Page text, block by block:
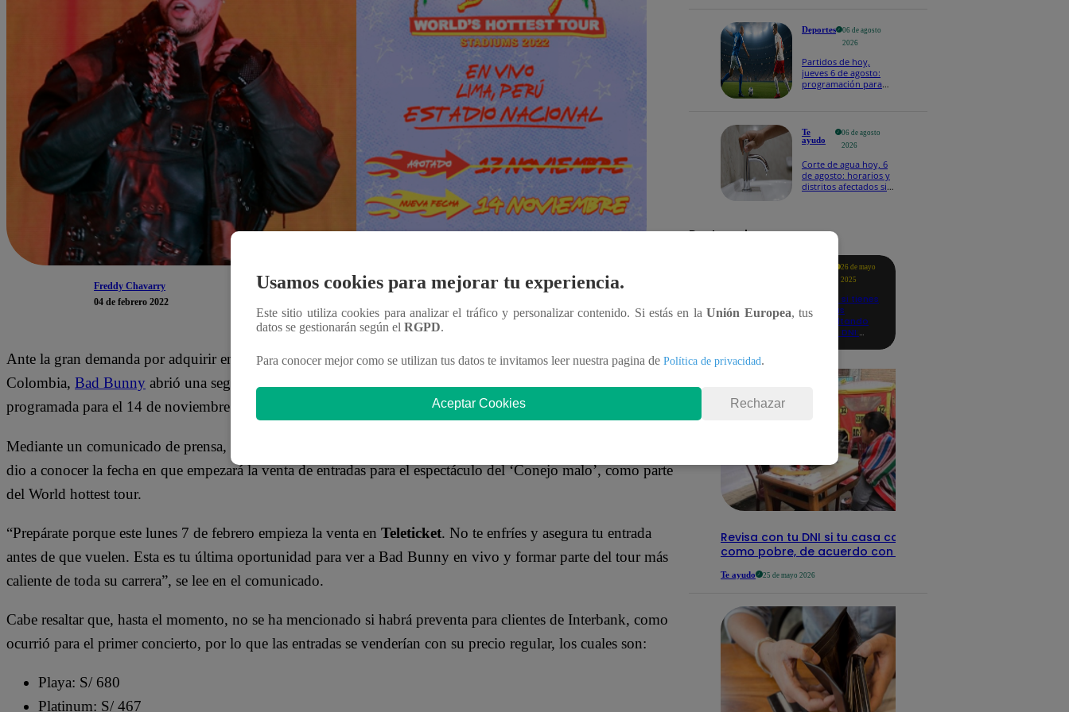
Freddy Chavarry
04 de febrero 2022
Ante la gran demanda por adquirir entradas para su primer concierto, y tal como ocurrió en Argentina y
Colombia, Bad Bunny abrió una segunda fecha de presentación para sus miles de fans en Perú, la cual está
programada para el 14 de noviembre en el Estadio Nacional.
Mediante un comunicado de prensa,
dio a conocer la fecha en que empezará la venta de entradas para el espectáculo del ‘Conejo malo’, como parte
del World hottest tour.
“Prepárate porque este lunes 7 de febrero empieza la venta en Teleticket. No te enfríes y asegura tu entrada
antes de que vuelen. Esta es tu última oportunidad para ver a Bad Bunny en vivo y formar parte del tour más
caliente de toda su carrera”, se lee en el comunicado.
Cabe resaltar que, hasta el momento, no se ha mencionado si habrá preventa para clientes de Interbank, como
ocurrió para el primer concierto, por lo que las entradas se venderían con su precio regular, los cuales son:
Playa: S/ 680
Platinum: S/ 467
Deportes
06 de agosto
2026
Partidos de hoy,
jueves 6 de agosto:
programación para
Te
ayudo
06 de agosto
2026
Corte de agua hoy, 6
de agosto: horarios y
distritos afectados sin
Destacados
26 de mayo
2025
Revisa si tienes
deudas
consultando
con tu DNI:
detalles
Revisa con tu DNI si tu casa califica
como pobre, de acuerdo con el Sisfoh
Te ayudo 25 de mayo 2026
Usamos cookies para mejorar tu experiencia.
Este sitio utiliza cookies para analizar el tráfico y personalizar contenido. Si estás en laUnión Europea, tus
datos se gestionarán según el RGPD.
Para conocer mejor como se utilizan tus datos te invitamos leer nuestra pagina de Política de privacidad.
Aceptar Cookies Rechazar